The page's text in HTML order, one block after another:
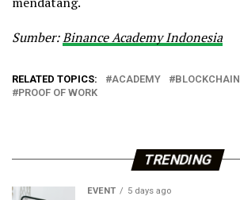
Sumber:Binance Academy Indonesia
RELATED TOPICS: ACADEMY BLOCKCHAIN
PROOF OF WORK
TRENDING
EVENT 5 days ago